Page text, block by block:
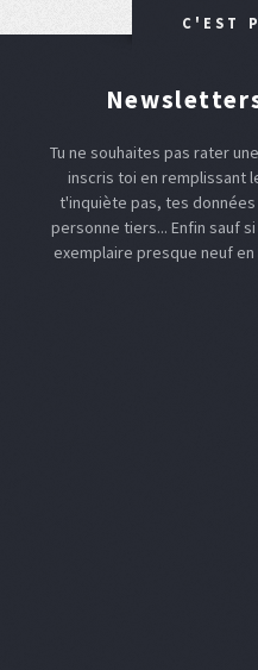
C'EST
Tu ne souhaites pas rater
inscris toi en remplissant
t'inquiète pas, tes
personne tiers... Enfin sauf
exemplaire presque neuf